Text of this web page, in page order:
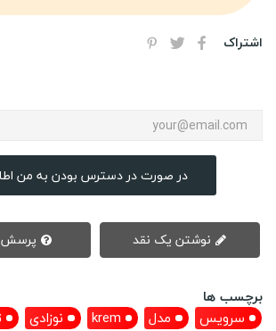
اشتراک
در صورت در دسترس بودن به من
برچسب ها
سرویس
مدل krem نوزادی